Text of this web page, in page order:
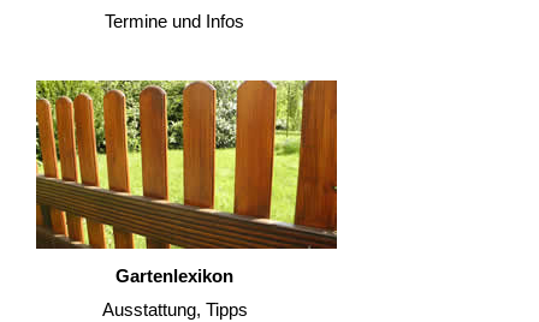
Termine und Infos
Gartenlexikon
Ausstattung, Tipps